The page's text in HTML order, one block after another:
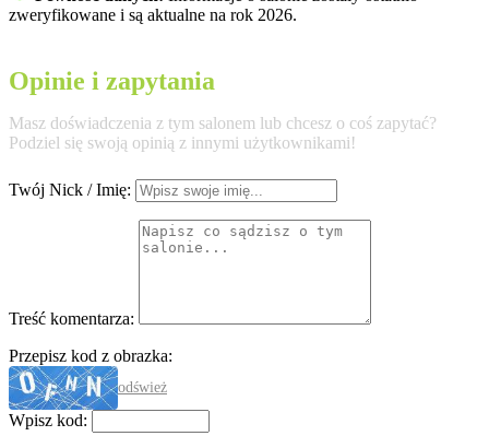
zweryfikowane i są aktualne na rok 2026.
Opinie i zapytania
Masz doświadczenia z tym salonem lub chcesz o coś zapytać?
Podziel się swoją opinią z innymi użytkownikami!
Twój Nick / Imię:
Treść komentarza:
Przepisz kod z obrazka:
odśwież
Wpisz kod: